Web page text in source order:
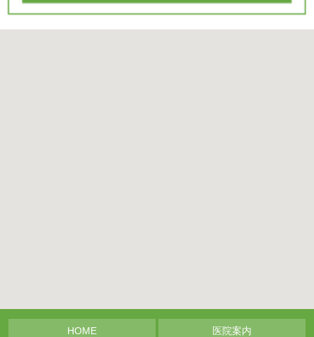
HOME 医院案内